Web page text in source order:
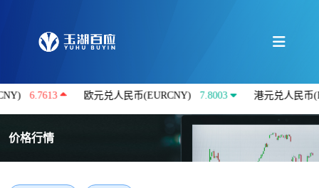
6.7613 欧元兑人民币(EURCNY) 7.8003 港元兑人民币
价格行情